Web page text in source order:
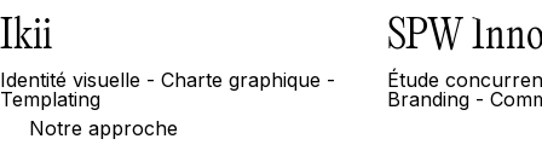
Ikii
Identité visuelle - Charte graphique -
Templating
SPW
Étude
Branding -
Notre approche